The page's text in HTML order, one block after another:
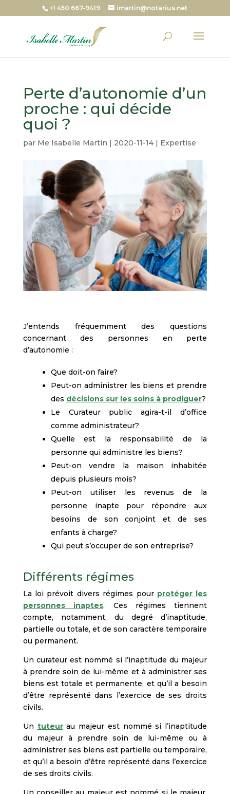
+1 450 667-9419 imartin@notarius.net
Perte d’autonomie d’un
proche : qui décide
quoi ?
par Me Isabelle Martin | 2020-11-14| Expertise
J’entends fréquemment des questions
concernant des personnes en perte
d’autonomie :
Que doit-on faire?
Peut-on administrer les biens et prendre
des décisions sur les soins à prodiguer?
Le Curateur public agira-t-il d’office
comme administrateur?
Quelle est la responsabilité de la
personne qui administre les biens?
Peut-on vendre la maison inhabitée
depuis plusieurs mois?
Peut-on utiliser les revenus de la
personne inapte pour répondre aux
besoins de son conjoint et de ses
enfants à charge?
Qui peut s’occuper de son entreprise?
Différents régimes
La loi prévoit divers régimes pour protéger les
personnes inaptes. Ces régimes tiennent
compte, notamment, du degré d’inaptitude,
partielle ou totale, et de son caractère temporaire
ou permanent.
Un curateur est nommé si l’inaptitude du majeur
à prendre soin de lui-même et à administrer ses
biens est totale et permanente, et qu’il a besoin
d’être représenté dans l’exercice de ses droits
civils.
Un tuteurau majeur est nommé si l’inaptitude
du majeur à prendre soin de lui-même ou à
administrer ses biens est partielle ou temporaire,
et qu’il a besoin d’être représenté dans l’exercice
de ses droits civils.